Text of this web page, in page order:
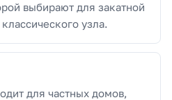
выбирают для закатной
узла.
для частных домов,